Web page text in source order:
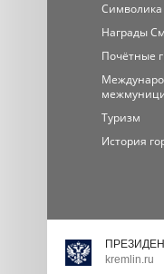
Символика
Награды
Почётные
Туризм
История
kremlin.ru